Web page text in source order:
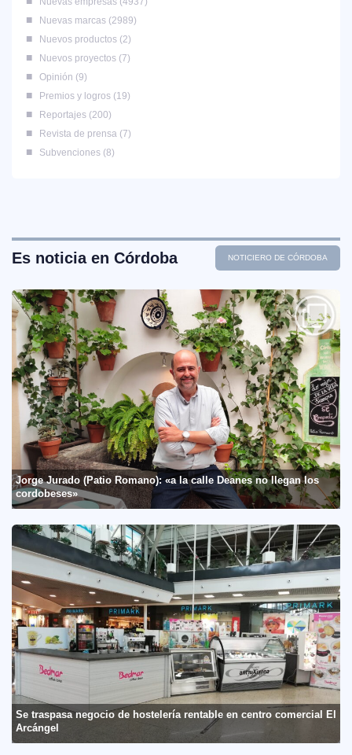
Nuevas marcas 2989
Nuevos productos 2
Nuevos proyectos 7
Opinión 9
Premios y logros 19
Reportajes 200
Revista de prensa 7
Subvenciones 8
Es noticia en Córdoba NOTICIERO DE CÓRDOBA
Jorge Jurado (Patio Romano): «a la calle Deanes no llegan los
cordobeses»
Se traspasa negocio de hostelería rentable en centro comercial El
Arcángel